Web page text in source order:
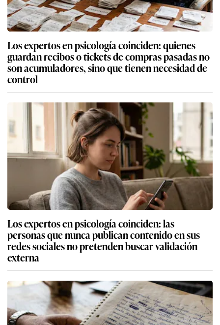
Los expertos en psicología coinciden: quienes
guardan recibos o tickets de compras pasadas no
son acumuladores, sino que tienen necesidad de
control
Los expertos en psicología coinciden: las
personas que nunca publican contenido en sus
redes sociales no pretenden buscar validación
externa